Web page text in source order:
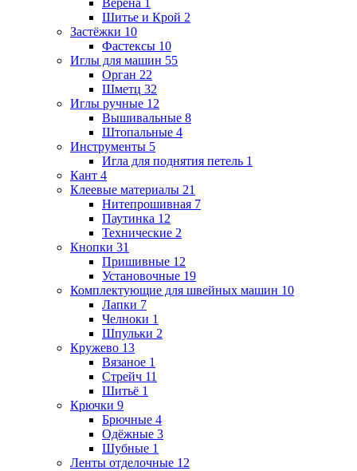
Шитье и Крой 2
Застёжки 10
Фастексы 10
Иглы для машин 55
Орган 22
Шметц 32
Иглы ручные 12
Вышивальные 8
Штопальные 4
Инструменты 5
Игла для поднятия петель 1
Кант 4
Клеевые материалы 21
Нитепрошивная 7
Паутинка 12
Технические 2
Кнопки 31
Пришивные 12
Установочные 19
Комплектующие для швейных машин 10
Лапки 7
Челноки 1
Шпульки 2
Кружево 13
Вязаное 1
Стрейч 11
Шитьё 1
Крючки 9
Брючные 4
Одёжные 3
Шубные 1
Ленты отделочные 12